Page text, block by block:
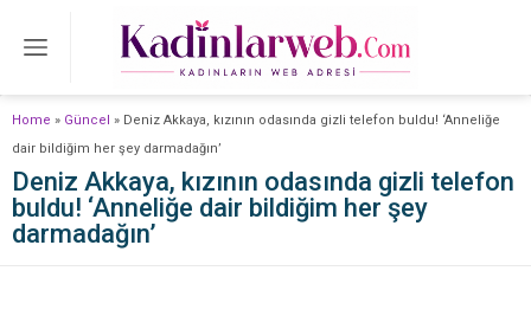
Home » Güncel » Deniz Akkaya, kızının odasında gizli telefon buldu! ‘Anneliğe
dair bildiğim her şey darmadağın’
Deniz Akkaya, kızının odasında gizli telefon
buldu! ‘Anneliğe dair bildiğim her şey
darmadağın’